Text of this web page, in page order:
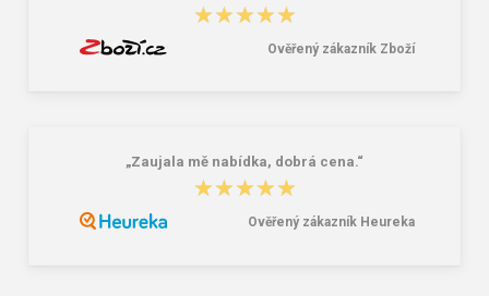
★★★★★
★★★★★
Ověřený zákazník Zboží
„Zaujala mě nabídka, dobrá cena.“
★★★★★
★★★★★
Ověřený zákazník Heureka